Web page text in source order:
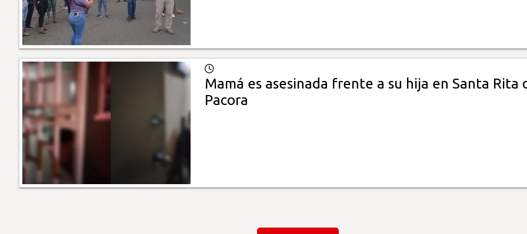
Mamá es asesinada frente a su hija en Santa Rita
Pacora